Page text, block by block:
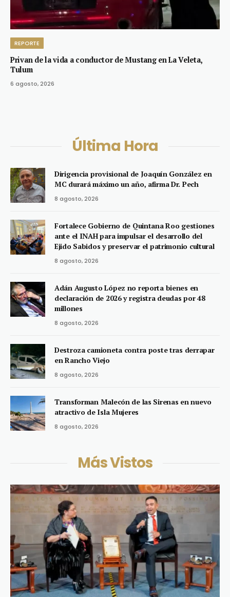
REPORTE
Privan de la vida a conductor de Mustang en La Veleta,
Tulum
6 agosto, 2026
Última Hora
Dirigencia provisional de Joaquín González en
MC durará máximo un año, afirma Dr. Pech
8 agosto, 2026
Fortalece Gobierno de Quintana Roo gestiones
ante el INAH para impulsar el desarrollo del
Ejido Sabidos y preservar el patrimonio cultural
8 agosto, 2026
Adán Augusto López no reporta bienes en
declaración de 2026 y registra deudas por 48
millones
8 agosto, 2026
Destroza camioneta contra poste tras derrapar
en Rancho Viejo
8 agosto, 2026
Transforman Malecón de las Sirenas en nuevo
atractivo de Isla Mujeres
8 agosto, 2026
Más Vistos